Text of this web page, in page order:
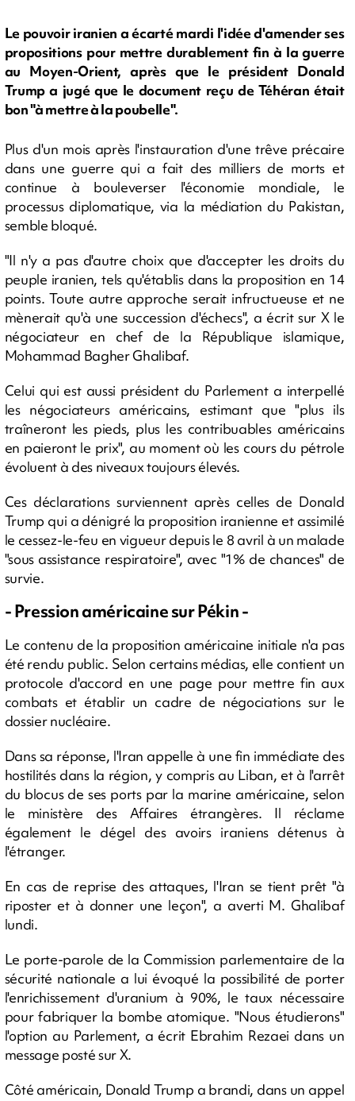
Le pouvoir iranien a écarté mardi l'idée d'amender ses
propositions pour mettre durablement fin à la guerre
au Moyen-Orient, après que le président Donald
Trump a jugé que le document reçu de Téhéran était
bon "à mettre à la poubelle".
Plus d'un mois après l'instauration d'une trêve précaire
dans une guerre qui a fait des milliers de morts et
continue à bouleverser l'économie mondiale, le
processus diplomatique, via la médiation du Pakistan,
semble bloqué.
"Il n'y a pas d'autre choix que d'accepter les droits du
peuple iranien, tels qu'établis dans la proposition en 14
points. Toute autre approche serait infructueuse et ne
mènerait qu'à une succession d'échecs", a écrit sur X le
négociateur en chef de la République islamique,
Mohammad Bagher Ghalibaf.
Celui qui est aussi président du Parlement a interpellé
les négociateurs américains, estimant que "plus ils
traîneront les pieds, plus les contribuables américains
en paieront le prix", au moment où les cours du pétrole
évoluent à des niveaux toujours élevés.
Ces déclarations surviennent après celles de Donald
Trump qui a dénigré la proposition iranienne et assimilé
le cessez-le-feu en vigueur depuis le 8 avril à un malade
"sous assistance respiratoire", avec "1% de chances" de
survie.
- Pression américaine sur Pékin -
Le contenu de la proposition américaine initiale n'a pas
été rendu public. Selon certains médias, elle contient un
protocole d'accord en une page pour mettre fin aux
combats et établir un cadre de négociations sur le
dossier nucléaire.
Dans sa réponse, l'Iran appelle à une fin immédiate des
hostilités dans la région, y compris au Liban, et à l'arrêt
du blocus de ses ports par la marine américaine, selon
le ministère des Affaires étrangères. Il réclame
également le dégel des avoirs iraniens détenus à
l'étranger.
En cas de reprise des attaques, l'Iran se tient prêt "à
riposter et à donner une leçon", a averti M. Ghalibaf
lundi.
Le porte-parole de la Commission parlementaire de la
sécurité nationale a lui évoqué la possibilité de porter
l'enrichissement d'uranium à 90%, le taux nécessaire
pour fabriquer la bombe atomique. "Nous étudierons"
l'option au Parlement, a écrit Ebrahim Rezaei dans un
message posté sur X.
Côté américain, Donald Trump a brandi, dans un appel